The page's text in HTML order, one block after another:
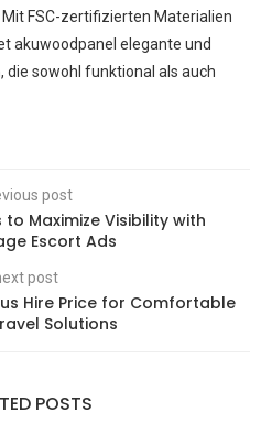
FSC-zertifizierten Materialien
akuwoodpanel elegante und
sowohl funktional als auch
post
Maximize Visibility with
Escort Ads
post
Hire Price for Comfortable
Solutions
POSTS